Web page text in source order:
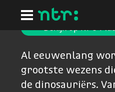
hoofdinhoud
Bekijk op NPO
Al eeuwenlang
grootste wezens
de dinosauriërs.